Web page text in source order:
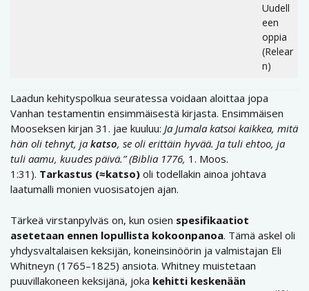
Uudell
een
oppia
(Relear
n)
Laadun kehityspolkua seuratessa voidaan aloittaa jopa
Vanhan testamentin ensimmäisestä kirjasta. Ensimmäisen
Mooseksen kirjan 31. jae kuuluu: Ja Jumala katsoi kaikkea, mitä
hän oli tehnyt, ja katso, se oli erittäin hyvää. Ja tuli ehtoo, ja
tuli aamu, kuudes päivä.” (Biblia 1776, 1. Moos.
1:31). Tarkastus (≈katso) oli todellakin ainoa johtava
laatumalli monien vuosisatojen ajan.
Tärkeä virstanpylväs on, kun osien spesifikaatiot
asetetaan ennen lopullista kokoonpanoa. Tämä askel oli
yhdysvaltalaisen keksijän, koneinsinöörin ja valmistajan Eli
Whitneyn (1765–1825) ansiota. Whitney muistetaan
puuvillakoneen keksijänä, joka kehitti keskenään